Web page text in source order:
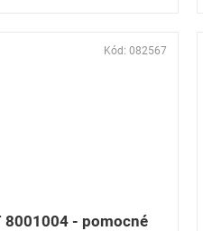
8001004 - pomocné
Kód: 082567